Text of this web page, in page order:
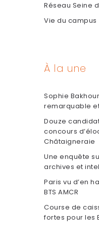
Réseau Seine
Vie du campus
À la une
Sophie
remarquable
Douze
concours
Châtaigneraie
Une enquête
archives et
Paris vu d’en
BTS AMCR
Course de
fortes pour les